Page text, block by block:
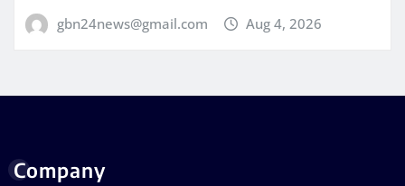
gbn24news@gmail.com Aug 4, 2026
Company